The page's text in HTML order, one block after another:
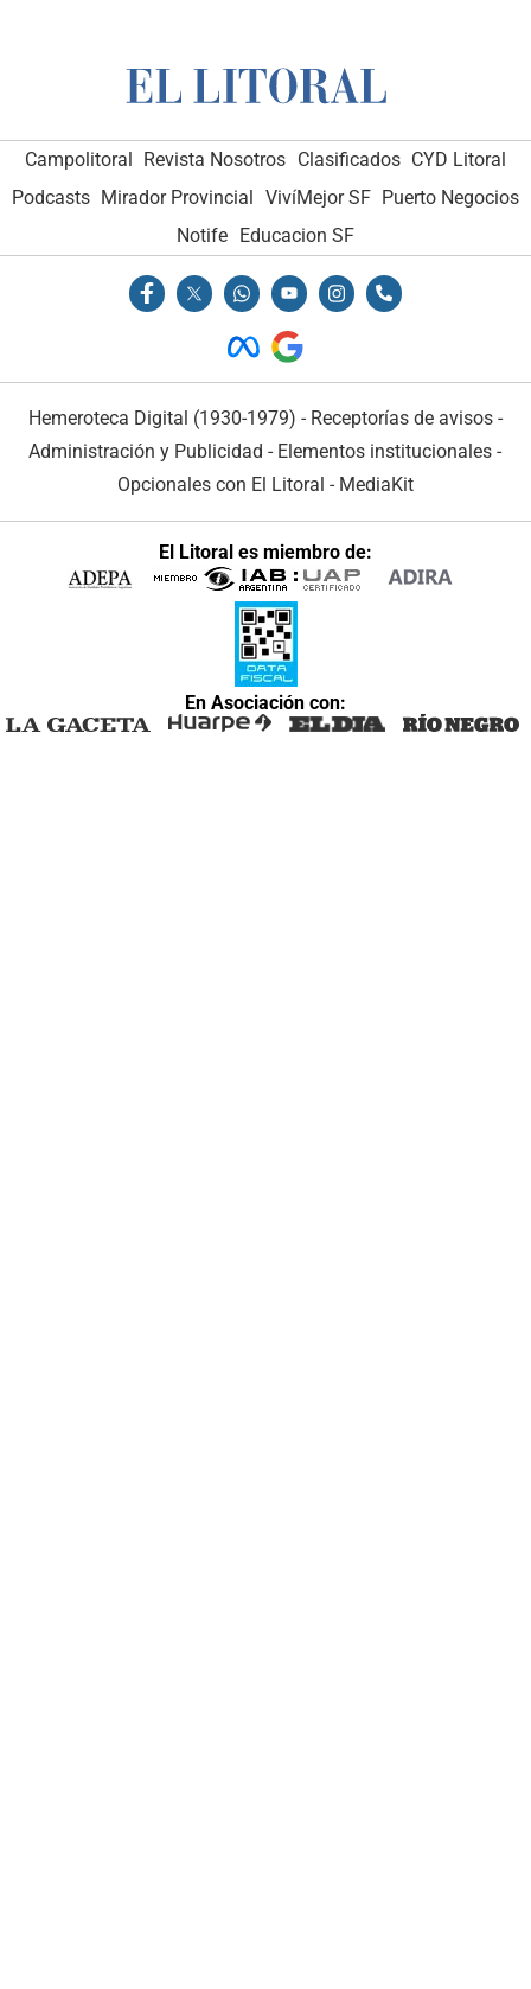
Campolitoral Revista Nosotros Clasificados CYD Litoral
Podcasts Mirador Provincial VivíMejor SF Puerto Negocios
Notife
Educacion SF
Hemeroteca Digital (1930-1979) - Receptorías de avisos -
Administración y Publicidad - Elementos institucionales -
Opcionales con El Litoral - MediaKit
El Litoral es miembro de:
En Asociación con: